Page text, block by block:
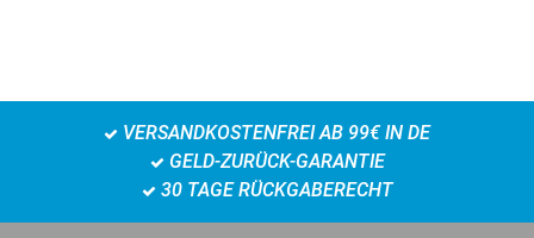
VERSANDKOSTENFREI AB 99€ IN DE
GELD-ZURÜCK-GARANTIE
30 TAGE RÜCKGABERECHT